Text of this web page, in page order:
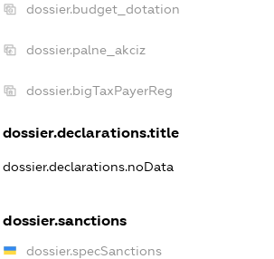
dossier.budget_dotation
dossier.palne_akciz
dossier.bigTaxPayerReg
dossier.declarations.title
dossier.declarations.noData
dossier.sanctions
dossier.specSanctions